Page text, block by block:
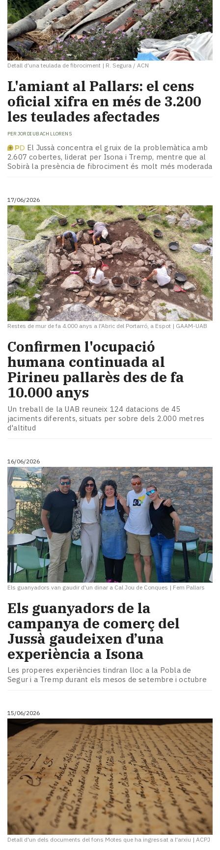
Detall d'una teulada de fibrociment | R. Segura / ACN
L'amiant al Pallars: el cens
oficial xifra en més de 3.200
les teulades afectades
PER JORDI UBACH LLORENS
El Jussà concentra el gruix de la problemàtica amb
2.607 cobertes, liderat per Isona i Tremp, mentre que al
Sobirà la presència de fibrociment és molt més moderada
17/06/2026
Restes de mur de fa 4.000 anys a l'Abric del Portarró, a Espot | GAAM-UAB
Confirmen l'ocupació
humana continuada al
Pirineu pallarès des de fa
10.000 anys
Un treball de la UAB reuneix 124 datacions de 45
jaciments diferents, situats per sobre dels 2.000 metres
d'altitud
16/06/2026
Els guanyadors van gaudir d'un dinar a Cal Jou de Conques | Fem Pallars
Els guanyadors de la
campanya de comerç del
Jussà gaudeixen d’una
experiència a Isona
Les properes experiències tindran lloc a la Pobla de
Segur i a Tremp durant els mesos de setembre i octubre
15/06/2026
Detall d'un dels documents del fons Motes que ha ingressat a l'arxiu | ACPJ